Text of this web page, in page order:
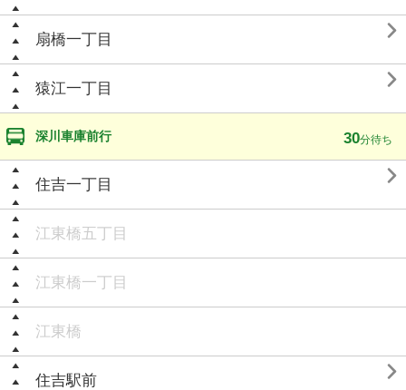
扇橋一丁目 
猿江一丁目 
深川車庫前行 30分待ち
住吉一丁目 
江東橋五丁目
江東橋一丁目
江東橋
住吉駅前 